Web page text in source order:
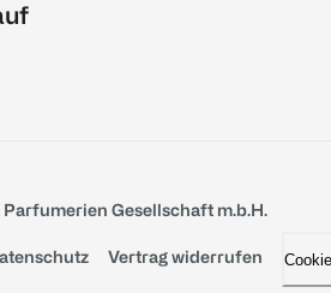
Gesellschaft m.b.H.
Vertrag widerrufen